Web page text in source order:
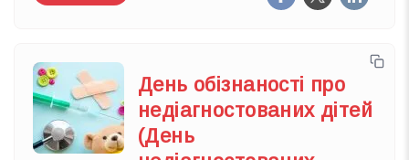
День обізнаності про
недіагностованих дітей
(День